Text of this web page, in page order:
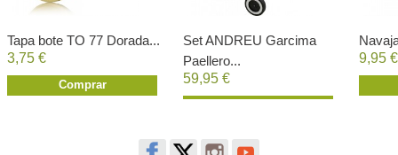
Tapa bote TO 77 Dorada...
3,75 €
Comprar
Set ANDREU Garcima
Paellero...
59,95 €
9,95 €